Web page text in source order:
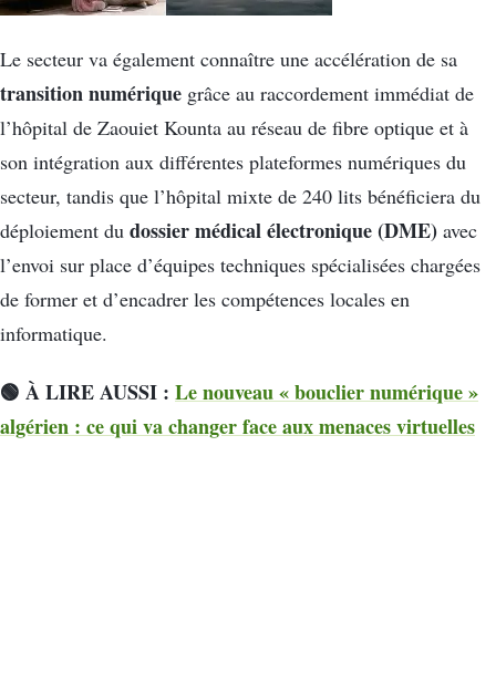
Le secteur va également connaître une accélération de sa
transition numérique grâce au raccordement immédiat de
l’hôpital de Zaouiet Kounta au réseau de fibre optique et à
son intégration aux différentes plateformes numériques du
secteur, tandis que l’hôpital mixte de 240 lits bénéficiera du
déploiement du dossier médical électronique (DME) avec
l’envoi sur place d’équipes techniques spécialisées chargées
de former et d’encadrer les compétences locales en
informatique.
🟢 À LIRE AUSSI : Le nouveau « bouclier numérique »
algérien : ce qui va changer face aux menaces virtuelles